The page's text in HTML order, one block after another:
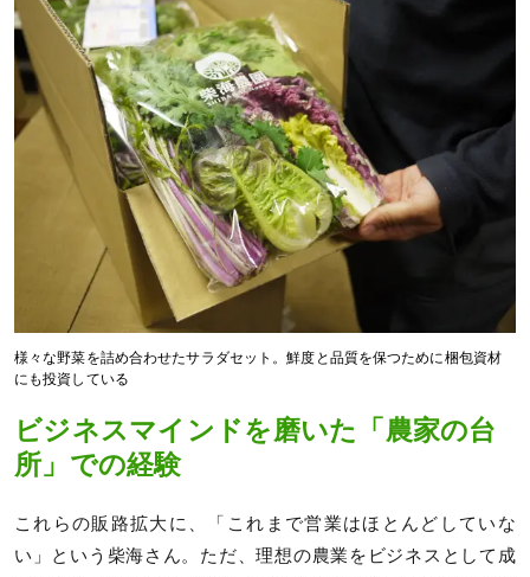
様々な野菜を詰め合わせたサラダセット。鮮度と品質を保つために梱包資材
にも投資している
ビジネスマインドを磨いた「農家の台
所」での経験
これらの販路拡大に、「これまで営業はほとんどしていな
い」という柴海さん。ただ、理想の農業をビジネスとして成